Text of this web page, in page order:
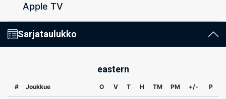
Apple TV
Sarjataulukko
eastern
# Joukkue O V T H TM PM +/- P